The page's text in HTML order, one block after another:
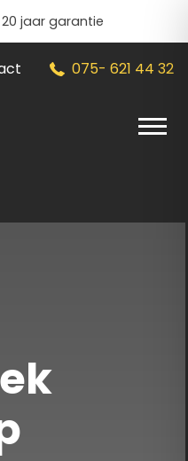
20 jaar garantie
075- 621 44 32